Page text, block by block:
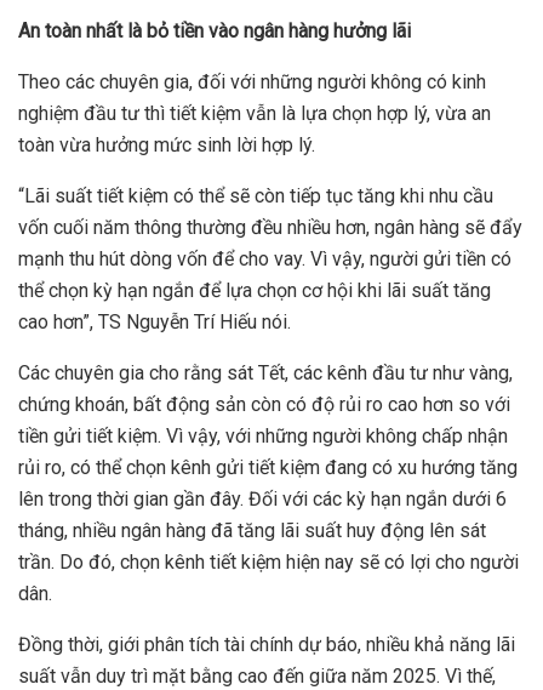
An toàn nhất là bỏ tiền vào ngân hàng hưởng lãi
Theo các chuyên gia, đối với những người không có kinh
nghiệm đầu tư thì tiết kiệm vẫn là lựa chọn hợp lý, vừa an
toàn vừa hưởng mức sinh lời hợp lý.
“Lãi suất tiết kiệm có thể sẽ còn tiếp tục tăng khi nhu cầu
vốn cuối năm thông thường đều nhiều hơn, ngân hàng sẽ đẩy
mạnh thu hút dòng vốn để cho vay. Vì vậy, người gửi tiền có
thể chọn kỳ hạn ngắn để lựa chọn cơ hội khi lãi suất tăng
cao hơn”, TS Nguyễn Trí Hiếu nói.
Các chuyên gia cho rằng sát Tết, các kênh đầu tư như vàng,
chứng khoán, bất động sản còn có độ rủi ro cao hơn so với
tiền gửi tiết kiệm. Vì vậy, với những người không chấp nhận
rủi ro, có thể chọn kênh gửi tiết kiệm đang có xu hướng tăng
lên trong thời gian gần đây. Đối với các kỳ hạn ngắn dưới 6
tháng, nhiều ngân hàng đã tăng lãi suất huy động lên sát
trần. Do đó, chọn kênh tiết kiệm hiện nay sẽ có lợi cho người
dân.
Đồng thời, giới phân tích tài chính dự báo, nhiều khả năng lãi
suất vẫn duy trì mặt bằng cao đến giữa năm 2025. Vì thế,